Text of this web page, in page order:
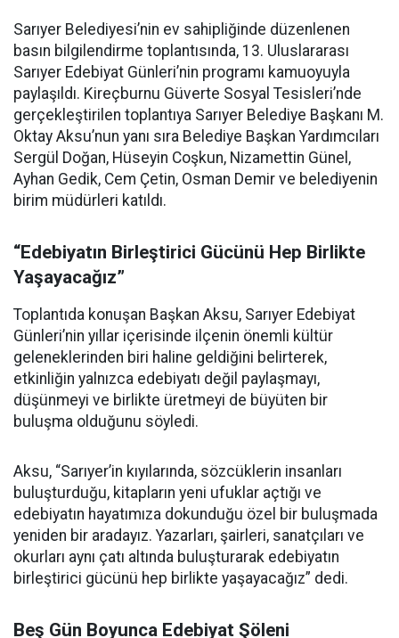
Sarıyer Belediyesi’nin ev sahipliğinde düzenlenen
basın bilgilendirme toplantısında, 13. Uluslararası
Sarıyer Edebiyat Günleri’nin programı kamuoyuyla
paylaşıldı. Kireçburnu Güverte Sosyal Tesisleri’nde
gerçekleştirilen toplantıya Sarıyer Belediye Başkanı M.
Oktay Aksu’nun yanı sıra Belediye Başkan Yardımcıları
Sergül Doğan, Hüseyin Coşkun, Nizamettin Günel,
Ayhan Gedik, Cem Çetin, Osman Demir ve belediyenin
birim müdürleri katıldı.
“Edebiyatın Birleştirici Gücünü Hep Birlikte
Yaşayacağız”
Toplantıda konuşan Başkan Aksu, Sarıyer Edebiyat
Günleri’nin yıllar içerisinde ilçenin önemli kültür
geleneklerinden biri haline geldiğini belirterek,
etkinliğin yalnızca edebiyatı değil paylaşmayı,
düşünmeyi ve birlikte üretmeyi de büyüten bir
buluşma olduğunu söyledi.
Aksu, “Sarıyer’in kıyılarında, sözcüklerin insanları
buluşturduğu, kitapların yeni ufuklar açtığı ve
edebiyatın hayatımıza dokunduğu özel bir buluşmada
yeniden bir aradayız. Yazarları, şairleri, sanatçıları ve
okurları aynı çatı altında buluşturarak edebiyatın
birleştirici gücünü hep birlikte yaşayacağız” dedi.
Beş Gün Boyunca Edebiyat Şöleni